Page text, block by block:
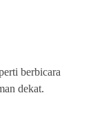
berbicara
dekat.